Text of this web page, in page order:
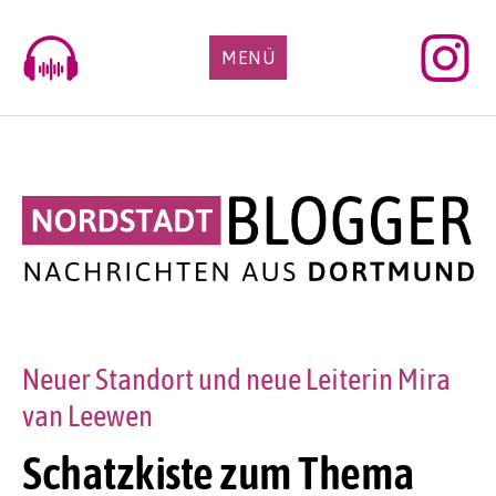
content
MENÜ
Schatzkiste zum Thema
Neuer Standort und neue Leiterin Mira
van Leewen